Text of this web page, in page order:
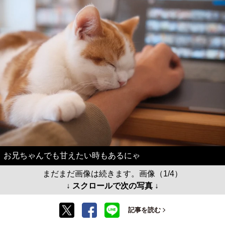
お兄ちゃんでも甘えたい時もあるにゃ
まだまだ画像は続きます。画像（1/4）
↓ スクロールで次の写真 ↓
記事を読む